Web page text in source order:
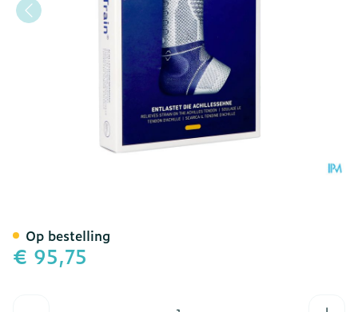
€ 95,75
Op bestelling